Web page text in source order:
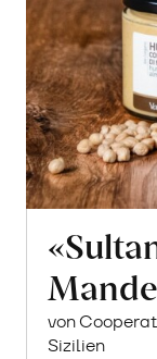
von
Sizilien